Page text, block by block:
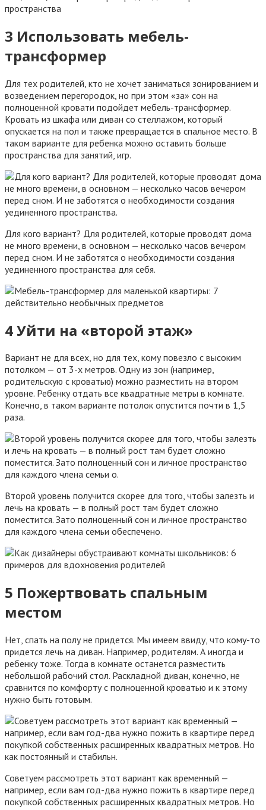
3 Использовать мебель-
трансформер
Для тех родителей, кто не хочет заниматься зонированием и
возведением перегородок, но при этом «за» сон на
полноценной кровати подойдет мебель-трансформер.
Кровать из шкафа или диван со стеллажом, который
опускается на пол и также превращается в спальное место. В
таком варианте для ребенка можно оставить больше
пространства для занятий, игр.
Для кого вариант? Для родителей, которые проводят дома
не много времени, в основном — несколько часов вечером
перед сном. И не заботятся о необходимости создания
уединенного пространства для себя.
4 Уйти на «второй этаж»
Вариант не для всех, но для тех, кому повезло с высоким
потолком — от 3-х метров. Одну из зон (например,
родительскую с кроватью) можно разместить на втором
уровне. Ребенку отдать все квадратные метры в комнате.
Конечно, в таком варианте потолок опустится почти в 1,5
раза.
Второй уровень получится скорее для того, чтобы залезть и
лечь на кровать — в полный рост там будет сложно
поместится. Зато полноценный сон и личное пространство
для каждого члена семьи обеспечено.
5 Пожертвовать спальным
местом
Нет, спать на полу не придется. Мы имеем ввиду, что кому-то
придется лечь на диван. Например, родителям. А иногда и
ребенку тоже. Тогда в комнате останется разместить
небольшой рабочий стол. Раскладной диван, конечно, не
сравнится по комфорту с полноценной кроватью и к этому
нужно быть готовым.
Советуем рассмотреть этот вариант как временный —
например, если вам год-два нужно пожить в квартире перед
покупкой собственных расширенных квадратных метров. Но